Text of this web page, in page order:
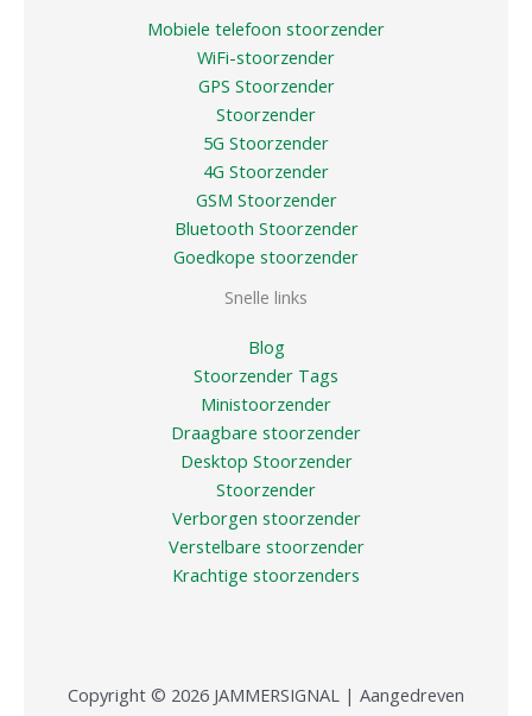
Mobiele telefoon stoorzender
WiFi-stoorzender
GPS Stoorzender
Stoorzender
5G Stoorzender
4G Stoorzender
GSM Stoorzender
Bluetooth Stoorzender
Goedkope stoorzender
Snelle links
Blog
Stoorzender Tags
Ministoorzender
Draagbare stoorzender
Desktop Stoorzender
Stoorzender
Verborgen stoorzender
Verstelbare stoorzender
Krachtige stoorzenders
Copyright © 2026 JAMMERSIGNAL | Aangedreven